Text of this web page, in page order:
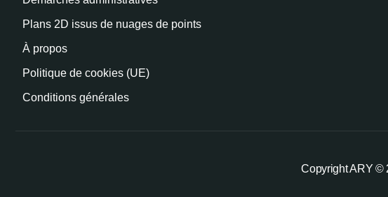
Plans 2D issus de nuages de points
À propos
Politique de cookies (UE)
Conditions générales
Copyright ARY ©